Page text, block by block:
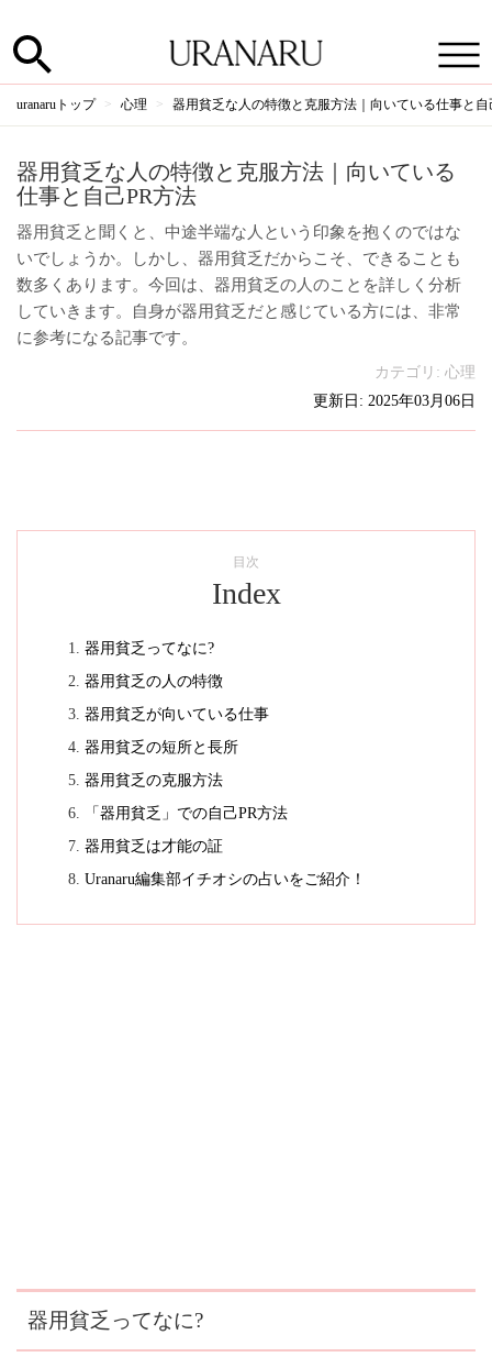
uranaruトップ 心理 器用貧乏な人の特徴と克服方法｜向いている仕事と自
器用貧乏な人の特徴と克服方法｜向いている
仕事と自己PR方法
器用貧乏と聞くと、中途半端な人という印象を抱くのではな
いでしょうか。しかし、器用貧乏だからこそ、できることも
数多くあります。今回は、器用貧乏の人のことを詳しく分析
していきます。自身が器用貧乏だと感じている方には、非常
に参考になる記事です。
カテゴリ: 心理
更新日: 2025年03月06日
目次
Index
器用貧乏ってなに?
器用貧乏の人の特徴
器用貧乏が向いている仕事
器用貧乏の短所と長所
器用貧乏の克服方法
「器用貧乏」での自己PR方法
器用貧乏は才能の証
Uranaru編集部イチオシの占いをご紹介！
器用貧乏ってなに?